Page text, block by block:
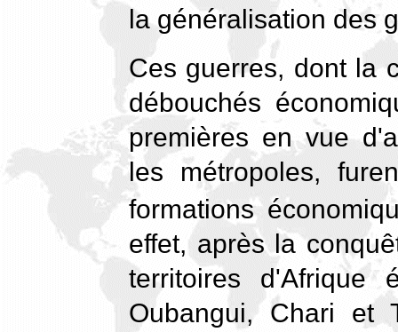
la généralisation des
Ces guerres, dont la
débouchés
premières en vue
les métropoles,
formations
effet, après la
territoires d'Afrique
Oubangui, Chari et